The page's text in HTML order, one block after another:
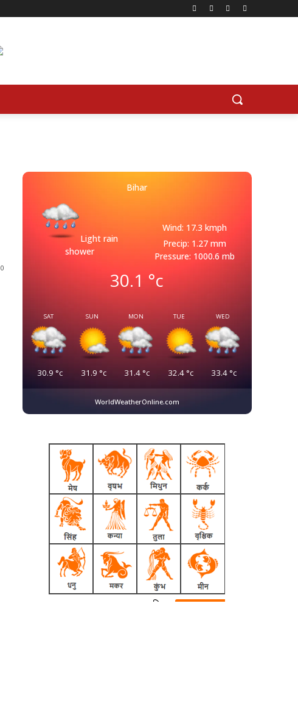
0
Bihar
Light rain
shower
Wind: 17.3 kmph
Precip: 1.27 mm
Pressure: 1000.6 mb
30.1 °c
SAT
30.9 °c
SUN
31.9 °c
MON
31.4 °c
TUE
32.4°c
WED
33.4 °c
WorldWeatherOnline.com